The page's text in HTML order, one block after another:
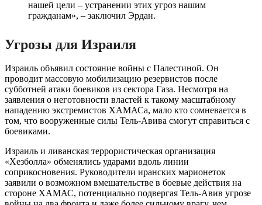
нашей цели – устранении этих угроз нашим
гражданам», – заключил Эрдан.
Угрозы для Израиля
Израиль объявил состояние войны с Палестиной. Он
проводит массовую мобилизацию резервистов после
субботней атаки боевиков из сектора Газа. Несмотря на
заявления о неготовности властей к такому масштабному
нападению экстремистов ХАМАСа, мало кто сомневается в
том, что вооруженные силы Тель-Авива смогут справиться с
боевиками.
Израиль и ливанская террористическая организация
«Хезболла» обменялись ударами вдоль линии
соприкосновения. Руководители иранских марионеток
заявили о возможном вмешательстве в боевые действия на
стороне ХАМАС, потенциально подвергая Тель-Авив угрозе